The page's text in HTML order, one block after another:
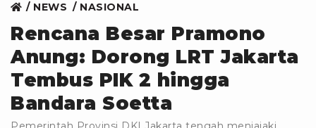
NEWS NASIONAL
Rencana Besar Pramono
Anung: Dorong LRT Jakarta
Tembus PIK 2 hingga
Bandara Soetta